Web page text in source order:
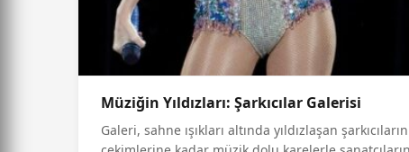
Müziğin Yıldızları: Şarkıcılar Galerisi
Galeri, sahne ışıkları altında yıldızlaşan